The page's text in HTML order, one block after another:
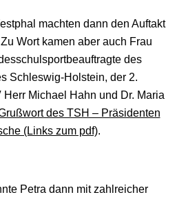
machten dann den Auftakt
Wort kamen aber auch Frau
des
Schleswig-Holstein, der 2.
Michael Hahn und Dr. Maria
des TSH – Präsidenten
(Links zum pdf).
Petra dann mit zahlreicher